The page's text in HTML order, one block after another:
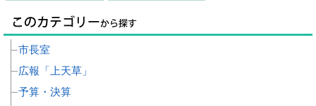
市長室
広報「上天草」
予算・決算